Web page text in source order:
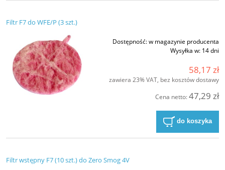
Filtr F7 do WFE/P (3 szt.)
Dostępność:w magazynie producenta
Wysyłka w: 14 dni
58,17 zł
zawiera 23% VAT, bez kosztów dostawy
Cena netto:47,29 zł
do koszyka
Filtr wstępny F7 (10 szt.) do Zero Smog 4V